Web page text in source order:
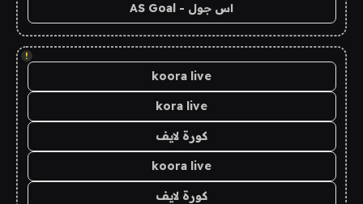
اس جول - AS Goal
!
koora live
kora live
كورة لايف
koora live
كورة لايف